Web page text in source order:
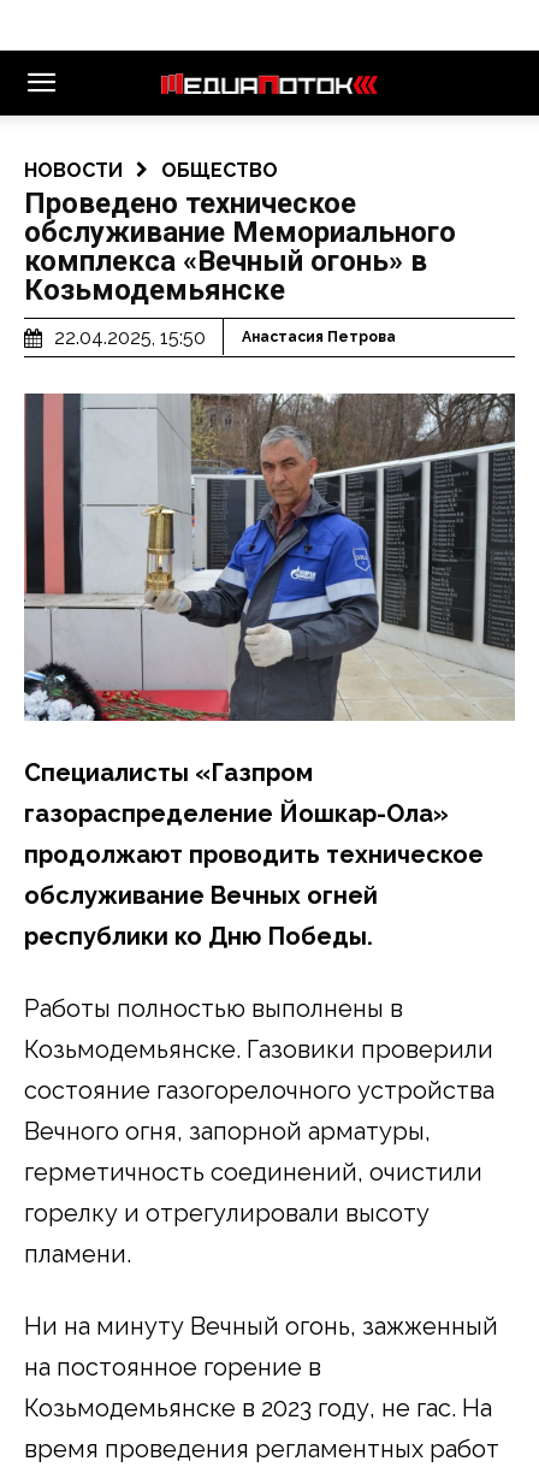
НОВОСТИ ОБЩЕСТВО
Проведено техническое
обслуживание Мемориального
комплекса «Вечный огонь» в
Козьмодемьянске
22.04.2025, 15:50 Анастасия Петрова
Специалисты «Газпром
газораспределение Йошкар-Ола»
продолжают проводить техническое
обслуживание Вечных огней
республики ко Дню Победы.
Работы полностью выполнены в
Козьмодемьянске. Газовики проверили
состояние газогорелочного устройства
Вечного огня, запорной арматуры,
герметичность соединений, очистили
горелку и отрегулировали высоту
пламени.
Ни на минуту Вечный огонь, зажженный
на постоянное горение в
Козьмодемьянске в 2023 году, не гас. На
время проведения регламентных работ